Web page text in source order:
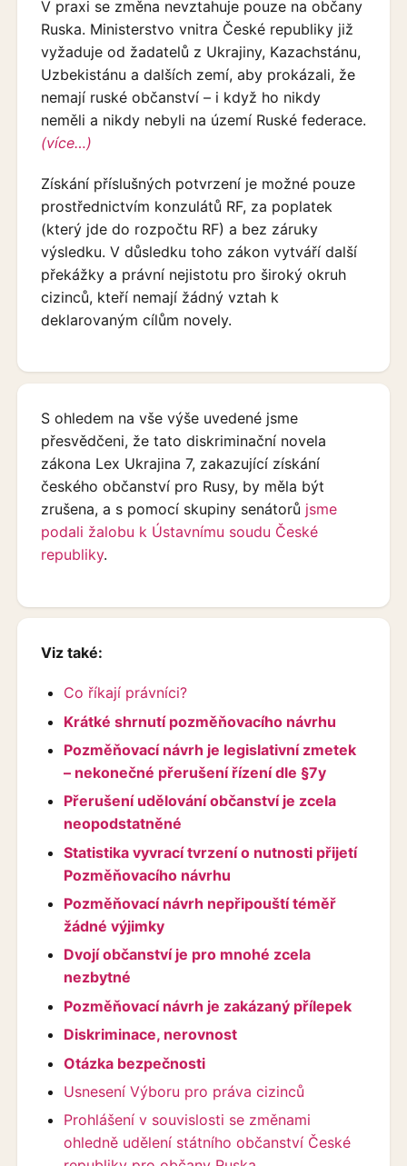
V praxi se změna nevztahuje pouze na občany
Ruska. Ministerstvo vnitra České republiky již
vyžaduje od žadatelů z Ukrajiny, Kazachstánu,
Uzbekistánu a dalších zemí, aby prokázali, že
nemají ruské občanství – i když ho nikdy
neměli a nikdy nebyli na území Ruské federace.
(více…)
Získání příslušných potvrzení je možné pouze
prostřednictvím konzulátů RF, za poplatek
(který jde do rozpočtu RF) a bez záruky
výsledku. V důsledku toho zákon vytváří další
překážky a právní nejistotu pro široký okruh
cizinců, kteří nemají žádný vztah k
deklarovaným cílům novely.
S ohledem na vše výše uvedené jsme
přesvědčeni, že tato diskriminační novela
zákona Lex Ukrajina 7, zakazující získání
českého občanství pro Rusy, by měla být
zrušena, a s pomocí skupiny senátorů jsme
podali žalobu k Ústavnímu soudu České
republiky.
Viz také:
Co říkají právníci?
Krátké shrnutí pozměňovacího návrhu
Pozměňovací návrh je legislativní zmetek
– nekonečné přerušení řízení dle §7y
Přerušení udělování občanství je zcela
neopodstatněné
Statistika vyvrací tvrzení o nutnosti přijetí
Pozměňovacího návrhu
Pozměňovací návrh nepřipouští téměř
žádné výjimky
Dvojí občanství je pro mnohé zcela
nezbytné
Pozměňovací návrh je zakázaný přílepek
Diskriminace, nerovnost
Otázka bezpečnosti
Usnesení Výboru pro práva cizinců
Prohlášení v souvislosti se změnami
ohledně udělení státního občanství České